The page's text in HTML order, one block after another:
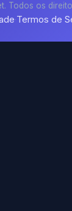
Todos os
·Termos de